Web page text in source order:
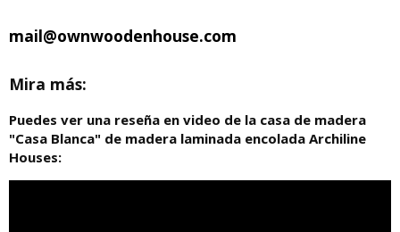
mail@ownwoodenhouse.com
Mira más:
Puedes ver una reseña en video de la casa de madera
"Casa Blanca" de madera laminada encolada Archiline
Houses: